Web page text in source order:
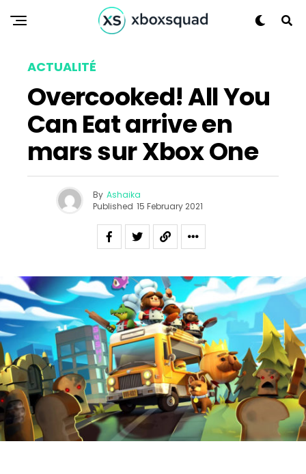
ACTUALITÉ
Overcooked! All You
Can Eat arrive en
mars sur Xbox One
By Ashaika
Published 15 February 2021
Flipboard
Reddit
Whatsapp